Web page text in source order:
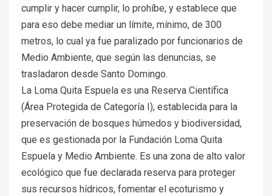
cumplir y hacer cumplir, lo prohíbe, y establece que
para eso debe mediar un límite, mínimo, de 300
metros, lo cual ya fue paralizado por funcionarios de
Medio Ambiente, que según las denuncias, se
trasladaron desde Santo Domingo.
La Loma Quita Espuela es una Reserva Científica
(Área Protegida de Categoría I), establecida para la
preservación de bosques húmedos y biodiversidad,
que es gestionada por la Fundación Loma Quita
Espuela y Medio Ambiente. Es una zona de alto valor
ecológico que fue declarada reserva para proteger
sus recursos hídricos, fomentar el ecoturismo y